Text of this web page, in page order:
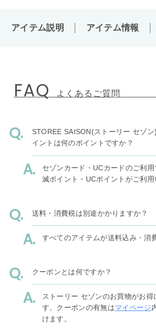
アイテム説明 アイテム情報
FAQ よくあるご質問
STOREE SAISON(ストーリー セゾ
イントは何のポイントですか？
セゾンカード・UCカードのご利
滅ポイント・UCポイントがご利用
送料・消費税は別途かかりますか？
すべてのアイテムが送料込み・消
クーポンとは何ですか？
ストーリー セゾンのお買物がお得
す。クーポンの有無はマイページ
けます。